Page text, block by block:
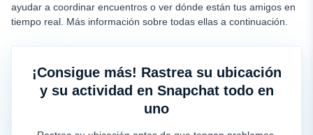
ayudar a coordinar encuentros o ver dónde están tus amigos en
tiempo real. Más información sobre todas ellas a continuación.
¡Consigue más! Rastrea su ubicación
y su actividad en Snapchat todo en
uno